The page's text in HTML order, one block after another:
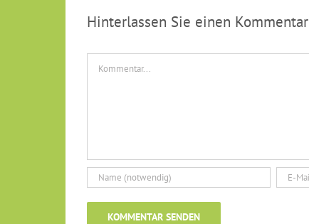
Hinterlassen Sie einen Kommentar